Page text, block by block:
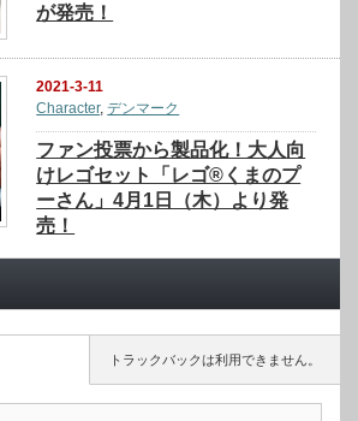
が発売！
2021-3-11
Character,デンマーク
ファン投票から製品化！大人向
けレゴセット「レゴ®くまのプ
ーさん」4月1日（木）より発
売！
トラックバックは利用できません。